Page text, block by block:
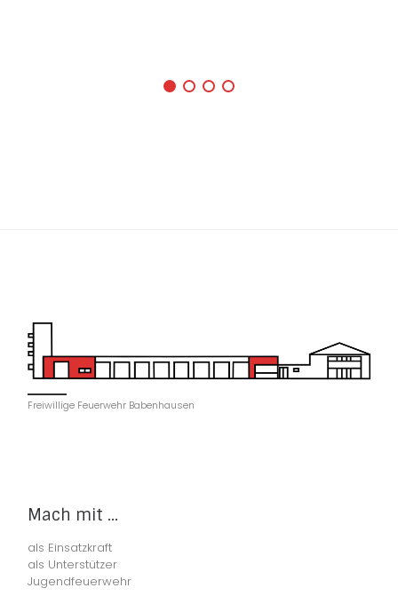
Freiwillige Feuerwehr Babenhausen
Mach mit ...
als Einsatzkraft
als Unterstützer
Jugendfeuerwehr